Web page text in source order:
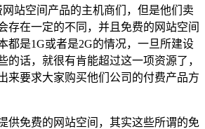
站空间产品的主机商们，但是他们卖
存在一定的不同，并且免费的网站空间
都是1G或者是2G的情况，一旦所建设
的话，就很有肯能超过这一项资源了，
来要求大家购买他们公司的付费产品方
供免费的网站空间，其实这些所谓的免